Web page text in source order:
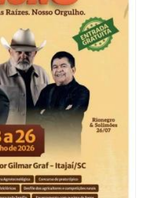
com ajuda de mergulhadores e